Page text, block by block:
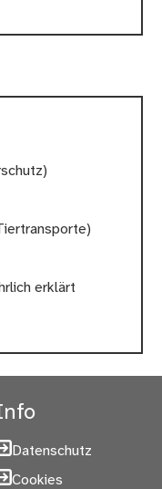
erklärt
Datenschutz
Cookies